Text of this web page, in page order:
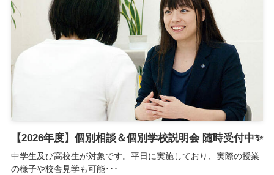
【2026年度】個別相談＆個別学校説明会 随時受付中✨
中学生及び高校生が対象です。平日に実施しており、実際の授業
の様子や校舎見学も可能･･･